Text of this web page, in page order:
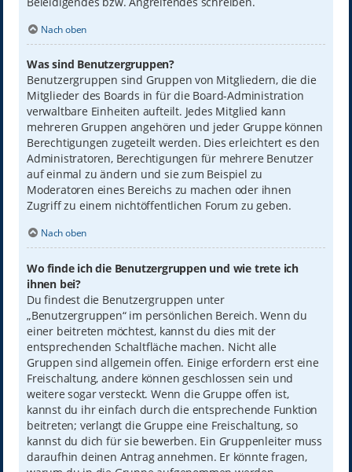
Nach oben
Was sind Benutzergruppen?
Benutzergruppen sind Gruppen von Mitgliedern, die die
Mitglieder des Boards in für die Board-Administration
verwaltbare Einheiten aufteilt. Jedes Mitglied kann
mehreren Gruppen angehören und jeder Gruppe können
Berechtigungen zugeteilt werden. Dies erleichtert es den
Administratoren, Berechtigungen für mehrere Benutzer
auf einmal zu ändern und sie zum Beispiel zu
Moderatoren eines Bereichs zu machen oder ihnen
Zugriff zu einem nichtöffentlichen Forum zu geben.
Nach oben
Wo finde ich die Benutzergruppen und wie trete ich
ihnen bei?
Du findest die Benutzergruppen unter
„Benutzergruppen“ im persönlichen Bereich. Wenn du
einer beitreten möchtest, kannst du dies mit der
entsprechenden Schaltfläche machen. Nicht alle
Gruppen sind allgemein offen. Einige erfordern erst eine
Freischaltung, andere können geschlossen sein und
weitere sogar versteckt. Wenn die Gruppe offen ist,
kannst du ihr einfach durch die entsprechende Funktion
beitreten; verlangt die Gruppe eine Freischaltung, so
kannst du dich für sie bewerben. Ein Gruppenleiter muss
daraufhin deinen Antrag annehmen. Er könnte fragen,